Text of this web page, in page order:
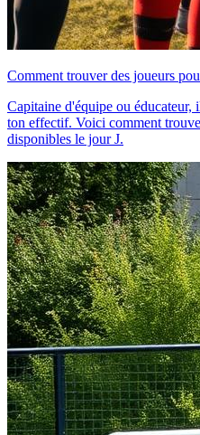
Comment trouver des joueurs
Capitaine d'équipe ou
ton effectif. Voici comment
disponibles le jour J.